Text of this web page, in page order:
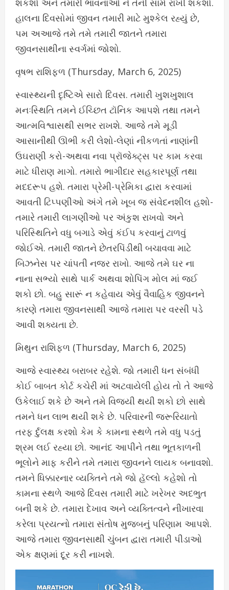
શકશો અને તમારી ભાવનાઓ ને તેની સામે રાખી શકશો.
હાલના દિવસોમાં જીવન તમારી માટે મુશ્કેલ રહ્યું છે,
પમ અઆજે તમે તમે તમારી જાતને તમારા
જીવનસાથીના સ્વર્ગમાં જોશો.
વૃષભ રાશિફળ (Thursday, March 6, 2025)
સ્વાસ્થ્યની દૃષ્ટિએ સારો દિવસ. તમારી ખુશખુશાલ
મનઃસ્થિતિ તમને ઈચ્છિત ટૉનિક આપશે તથા તમને
આત્મવિશ્વાસથી સભર રાખશે. આજે તમે મૂડી
આસાનીથી ઊભી કરી લેશો-લેણાં નીકળતાં નાણાંની
ઉઘરાણી કરો-અથવા નવા પ્રૉજેક્ટ્સ પર કામ કરવા
માટે ધીરાણ માગો. તમારો ભાગીદાર સહકારપૂર્ણ તથા
મદદરૂપ હશે. તમારા પ્રેમી-પ્રેમિકા દ્વારા કરવામાં
આવતી ટિપ્પણીઓ અંગે તમે ખૂબ જ સંવેદનશીલ હશો-
તમારે તમારી લાગણીઓ પર અંકુશ રાખવો અને
પરિસ્થિતિને વધુ બગાડે એવું કંઈપ કરવાનું ટાળવું
જોઈએ. તમારી જાતને છેતરપિંડીથી બચાવવા માટે
બિઝનેસ પર ચાંપતી નજર રાખો. આજે તમે ઘર ના
નાના સભ્યો સાથે પાર્ક અથવા શોપિંગ મોલ માં જઈ
શકો છો. બહુ સારૂં ન કહેવાય એવું વૈવાહિક જીવનને
કારણે તમારા જીવનસાથી આજે તમારા પર વરસી પડે
આવી શક્યતા છે.
મિથુન રાશિફળ (Thursday, March 6, 2025)
આજે સ્વાસ્થ્ય બરાબર રહેશે. જો તમારી ધન સંબંધી
કોઈ બાબત કોર્ટ કચેરી માં અટવાયેલી હોય તો તે આજે
ઉકેલાઈ શકે છે અને તમે વિજયી થયી શકો છો સાથે
તમને ધન લાભ થયી શકે છે. પરિવારની જરૂરિયાતો
તરફ ર્દુલક્ષ કરશો કેમ કે કામના સ્થળે તમે વધુ પડતું
શ્રમ લઈ રહ્યા છો. આનંદ આપીને તથા ભૂતકાળની
ભૂલોને માફ કરીને તમે તમારા જીવનને લાયક બનાવશો.
તમને ધિક્કારનાર વ્યક્તિને તમે જો હૅલ્લો કહેશો તો
કામના સ્થળે આજે દિવસ તમારી માટે ખરેખર અદભુત
બની શકે છે. તમારા દેખાવ અને વ્યક્તિત્વને નીખારવા
કરેલા પ્રયત્નો તમારા સંતોષ મુજબનું પરિણામ આપશે.
આજે તમારા જીવનસાથી ચુંબન દ્વારા તમારી પીડાઓ
એક ક્ષણમાં દૂર કરી નાખશે.